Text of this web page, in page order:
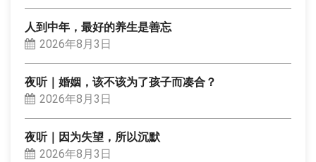
人到中年，最好的养生是善忘
2026年8月3日
夜听｜婚姻，该不该为了孩子而凑合？
2026年8月3日
夜听｜因为失望，所以沉默
2026年8月3日